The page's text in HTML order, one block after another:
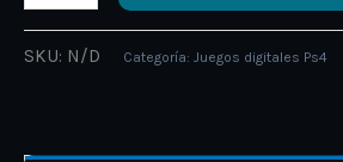
SKU: N/D Categoría: Juegos digitales Ps4